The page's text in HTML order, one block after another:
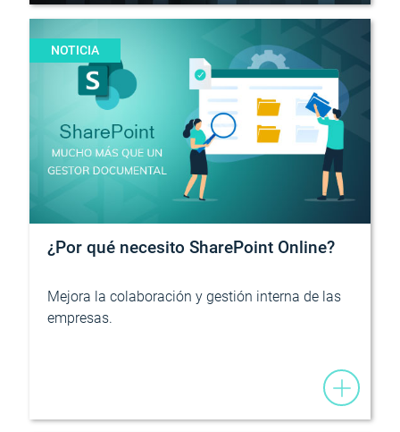
NOTICIA
¿Por qué necesito SharePoint Online?
Mejora la colaboración y gestión interna de las
empresas.